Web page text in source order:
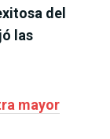
del
las
mayor